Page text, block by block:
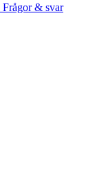
Frågor & svar